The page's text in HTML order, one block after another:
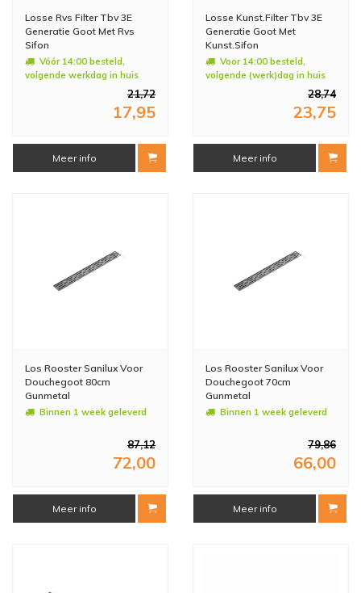
Losse Rvs Filter Tbv 3E
Generatie Goot Met Rvs
Sifon
Vóór 14:00 besteld,
volgende werkdag in huis
21,72
17,95
Meer info
Losse Kunst.Filter Tbv 3E
Generatie Goot Met
Kunst.Sifon
Voor 14:00 besteld,
volgende (werk)dag in huis
28,74
23,75
Meer info
Los Rooster Sanilux Voor
Douchegoot 80cm
Gunmetal
Binnen 1 week geleverd
87,12
72,00
Meer info
Los Rooster Sanilux Voor
Douchegoot 70cm
Gunmetal
Binnen 1 week geleverd
79,86
66,00
Meer info